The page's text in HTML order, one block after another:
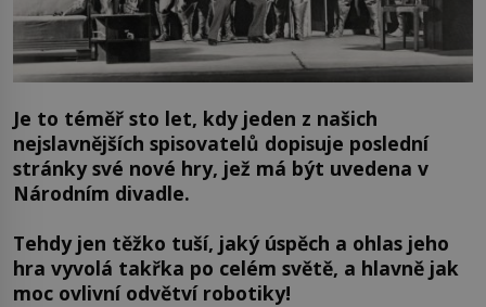
Je to téměř sto let, kdy jeden z našich
nejslavnějších spisovatelů dopisuje poslední
stránky své nové hry, jež má být uvedena v
Národním divadle.
Tehdy jen těžko tuší, jaký úspěch a ohlas jeho
hra vyvolá takřka po celém světě, a hlavně jak
moc ovlivní odvětví robotiky!